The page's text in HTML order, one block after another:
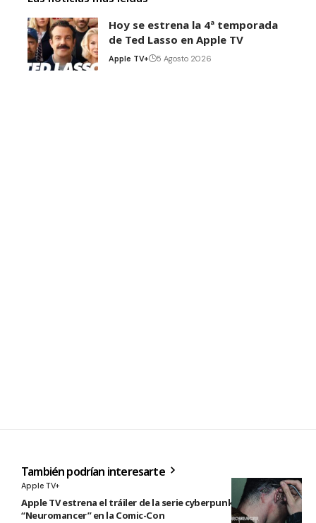
Hoy se estrena la 4ª temporada
de Ted Lasso en Apple TV
Apple TV+ 5 Agosto 2026
También podrían interesarte
Apple TV+
Apple TV estrena el tráiler de la serie cyberpunk
“Neuromancer” en la Comic-Con